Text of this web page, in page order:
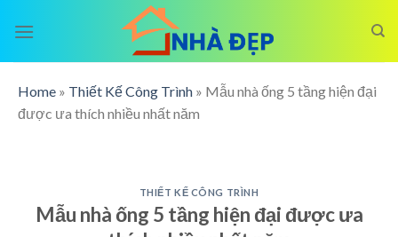
Home » Thiết Kế Công Trình » Mẫu nhà ống 5 tầng hiện đại
được ưa thích nhiều nhất năm
THIẾT KẾ CÔNG TRÌNH
Mẫu nhà ống 5 tầng hiện đại được ưa